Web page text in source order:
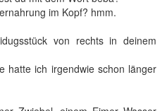
im Kopf? hmm.
von rechts in deinem
hatte ich irgendwie schon länger